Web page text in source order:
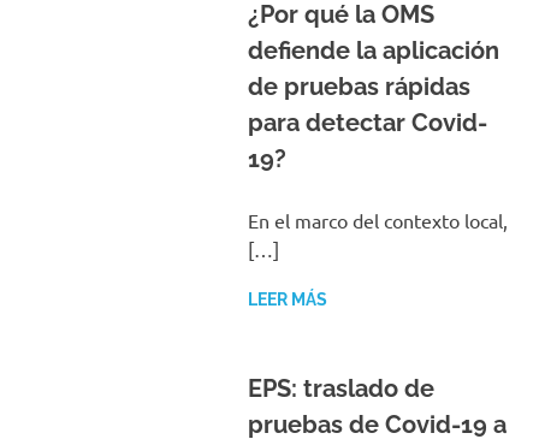
¿Por qué la OMS
defiende la aplicación
de pruebas rápidas
para detectar Covid-
19?
En el marco del contexto local,
[…]
LEER MÁS
EPS: traslado de
pruebas de Covid-19 a